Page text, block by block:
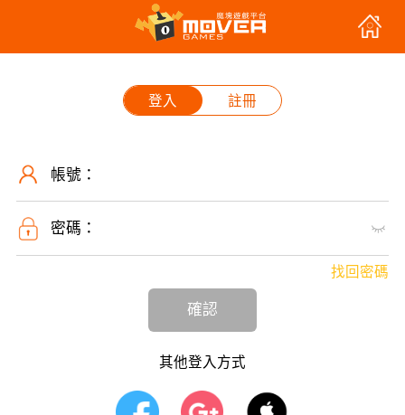
登入 註冊
帳號：
密碼：
找回密碼
確認
其他登入方式